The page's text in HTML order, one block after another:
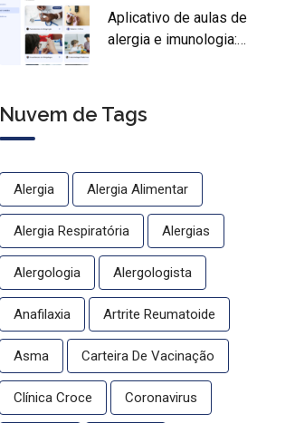
Aplicativo de aulas de
alergia e imunologia:
médico gratuito
Nuvem de Tags
Alergia Alergia Alimentar
Alergia Respiratória Alergias
Alergologia Alergologista
Anafilaxia Artrite Reumatoide
Asma Carteira De Vacinação
Clínica Croce Coronavirus